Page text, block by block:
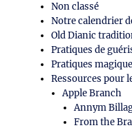
Non classé
Notre calendrier
Old Dianic
Pratiques de
Pratiques
Ressources pour
Apple Branch
Annym
From the